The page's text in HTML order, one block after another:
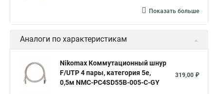
Показать больше
Аналоги по характеристикам
Nikomax Коммутационный шнур
F/UTP 4 пары, категория 5е,
0,5м NMC-PC4SD55B-005-C-GY
319,00 ₽